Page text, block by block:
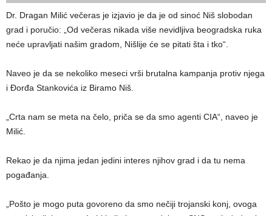
Dr. Dragan Milić večeras je izjavio je da je od sinoć Niš slobodan
grad i poručio: „Od večeras nikada više nevidljiva beogradska ruka
neće upravljati našim gradom, Nišlije će se pitati šta i tko“.
Naveo je da se nekoliko meseci vrši brutalna kampanja protiv njega
i Đorđa Stankovića iz Biramo Niš.
„Crta nam se meta na čelo, priča se da smo agenti CIA“, naveo je
Milić.
Rekao je da njima jedan jedini interes njihov grad i da tu nema
pogađanja.
„Pošto je mogo puta govoreno da smo nečiji trojanski konj, ovoga